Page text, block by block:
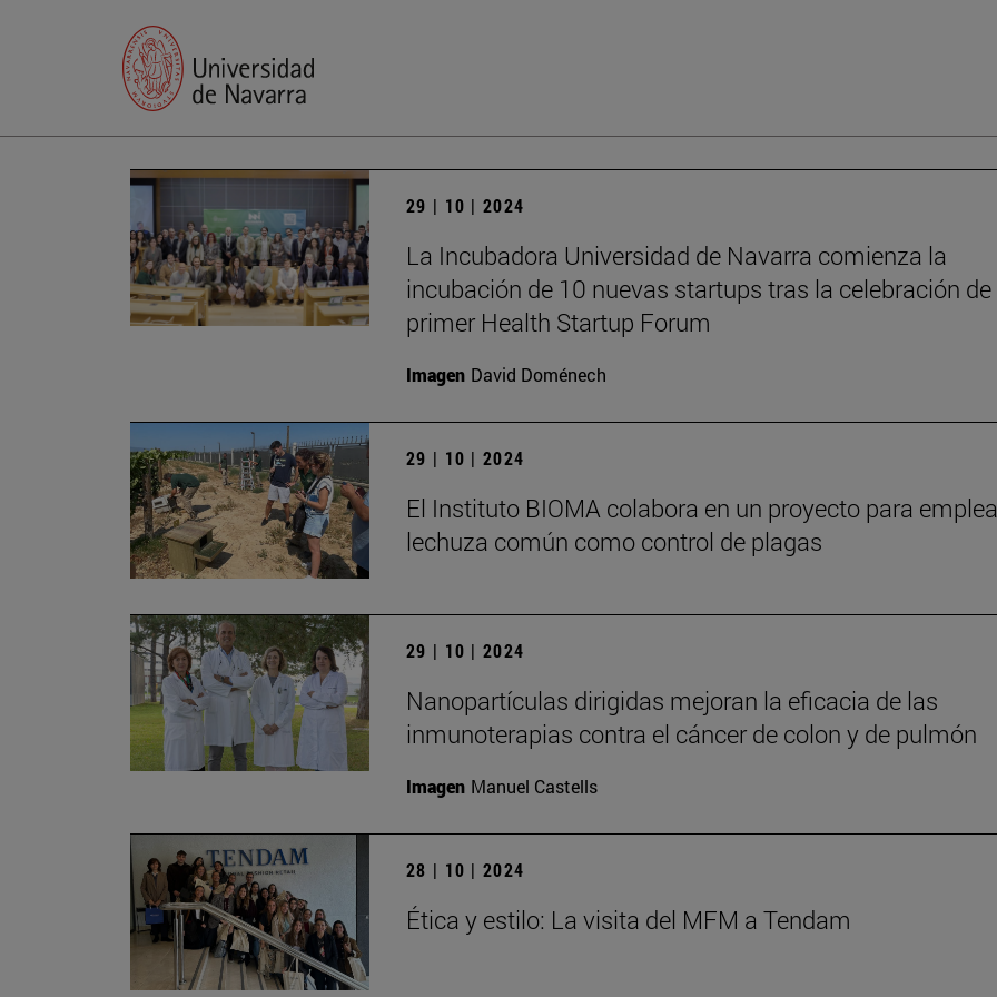
29 | 10 | 2024
La Incubadora Universidad de Navarra comienza la
incubación de 10 nuevas startups tras la celebración
primer Health Startup Forum
Imagen David Doménech
29 | 10 | 2024
El Instituto BIOMA colabora en un proyecto para
lechuza común como control de plagas
29 | 10 | 2024
Nanopartículas dirigidas mejoran la eficacia de las
inmunoterapias contra el cáncer de colon y de pulmón
Imagen Manuel Castells
28 | 10 | 2024
Ética y estilo: La visita del MFM a Tendam